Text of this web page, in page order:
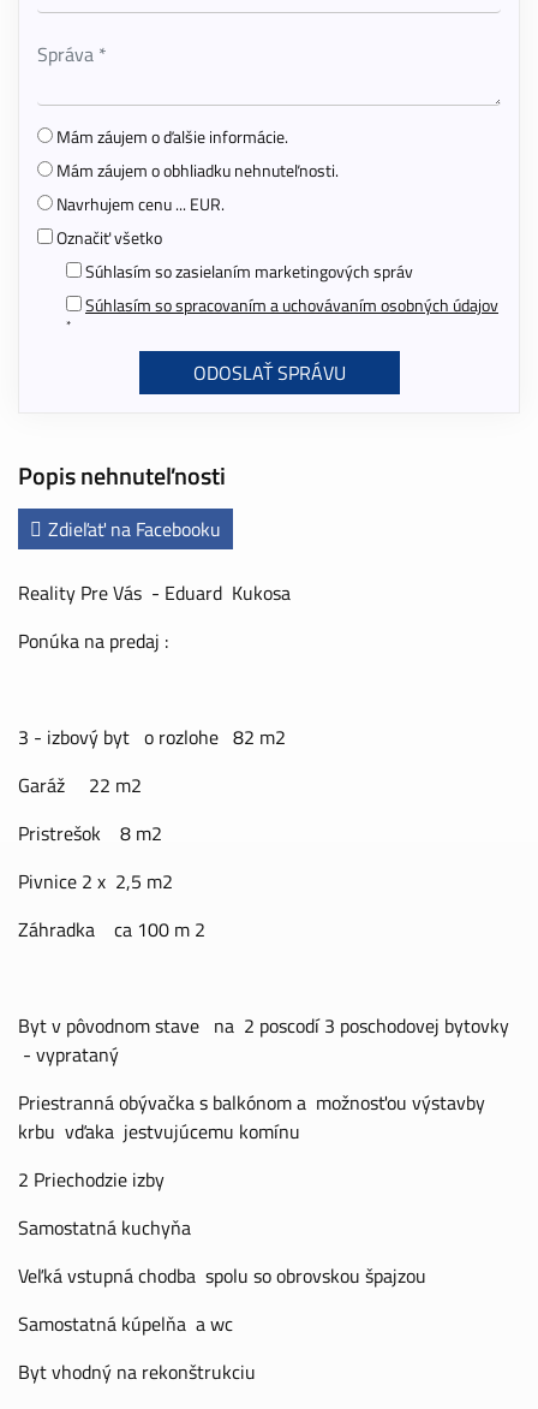
Popis nehnuteľnosti
Zdieľať na Facebooku
Reality Pre Vás - Eduard Kukosa
Ponúka na predaj :
3 - izbový byt o rozlohe 82 m2
Garáž 22 m2
Pristrešok 8 m2
Pivnice 2 x 2,5 m2
Záhradka ca 100 m 2
Byt v pôvodnom stave na 2 poscodí 3 poschodovej bytovky
- vyprataný
Priestranná obývačka s balkónom a možnosťou výstavby
krbu vďaka jestvujúcemu komínu
2 Priechodzie izby
Samostatná kuchyňa
Veľká vstupná chodba spolu so obrovskou špajzou
Samostatná kúpelňa a wc
Byt vhodný na rekonštrukciu
Mám záujem o ďalšie informácie.
Mám záujem o obhliadku nehnuteľnosti.
Navrhujem cenu ... EUR.
Označiť všetko
Súhlasím so zasielaním marketingových správ
Súhlasím so spracovaním a uchovávaním osobných údajov
*